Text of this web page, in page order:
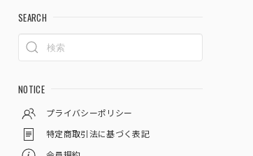
SEARCH
NOTICE
プライバシーポリシー
特定商取引法に基づく表記